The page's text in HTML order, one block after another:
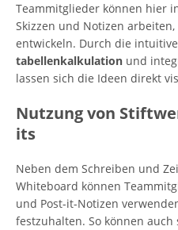
Teammitglieder können hier
Skizzen und Notizen
entwickeln. Durch die
tabellenkalkulation und
lassen sich die Ideen direkt
Nutzung von
its
Neben dem Schreiben und
Whiteboard können
und Post-it-Notizen
festzuhalten. So können